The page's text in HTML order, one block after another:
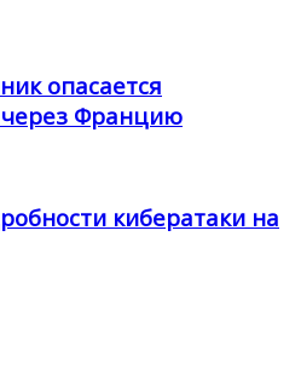
опасается
Францию
кибератаки на